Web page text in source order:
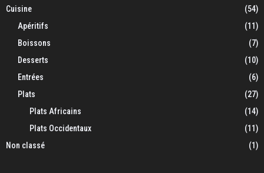
Cuisine
(54)
Apéritifs
(11)
Boissons
(7)
Desserts
(10)
Entrées
(6)
Plats
(27)
Plats Africains
(14)
Plats Occidentaux
(11)
Non classé
(1)